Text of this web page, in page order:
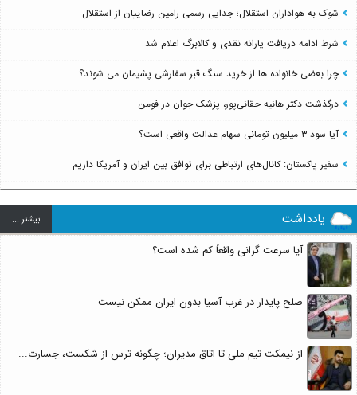
شوک به هواداران استقلال؛ جدایی رسمی رامین رضاییان از استقلال
شرط ادامه دریافت یارانه نقدی و کالابرگ اعلام شد
چرا بعضی خانواده ها از خرید سنگ قبر سفارشی پشیمان می شوند؟
درگذشت دکتر هانیه حقانی‌پور، پزشک جوان در فومن
آیا سود ۳ میلیون تومانی سهام عدالت واقعی است؟
سفیر پاکستان: کانال‌های ارتباطی برای توافق بین ایران و آمریکا داریم
یادداشت بيشتر ...
آیا سرعت گرانی واقعاً کم شده است؟
صلح پایدار در غرب آسیا بدون ایران ممکن نیست
از نیمکت تیم ملی تا اتاق مدیران؛ چگونه ترس از شکست، جسارت...